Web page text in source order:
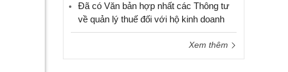
Đã có Văn bản hợp nhất các Thông tư
về quản lý thuế đối với hộ kinh doanh
Xem thêm